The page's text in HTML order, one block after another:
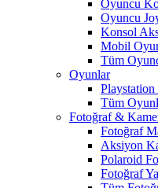
Oyuncu
Oyuncu
Konsol
Mobil
Tüm
Oyunlar
Tüm
Fotoğraf &
Fotoğraf
Aksiyon
Polaroid
Fotoğraf